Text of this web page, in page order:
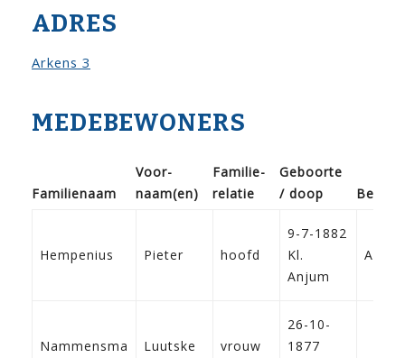
ADRES
Arkens 3
MEDEBEWONERS
Familie­naam
Voor­
naam(en)
Familie­
relatie
Geboorte
/ doop
Beroep
Hempenius Pieter hoofd
9-7-1882
Kl.
Anjum
Nammensma Luutske vrouw
26-10-
1877